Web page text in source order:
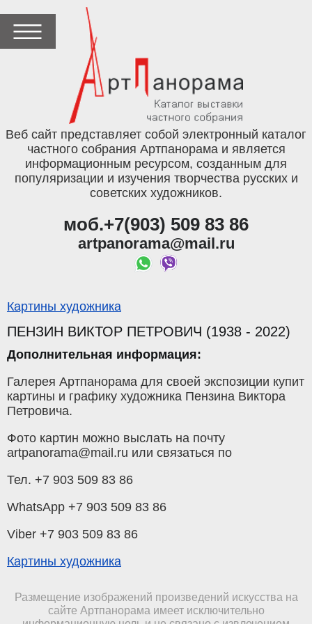
Веб сайт представляет собой электронный каталог
частного собрания Артпанорама и является
информационным ресурсом, созданным для
популяризации и изучения творчества русских и
советских художников.
моб.+7(903) 509 83 86
artpanorama@mail.ru
Картины художника
ПЕНЗИН ВИКТОР ПЕТРОВИЧ (1938 - 2022)
Дополнительная информация:
Галерея Артпанорама для своей экспозиции купит
картины и графику художника Пензина Виктора
Петровича.
Фото картин можно выслать на почту
artpanorama@mail.ru или связаться по
Тел. +7 903 509 83 86
WhatsApp +7 903 509 83 86
Viber +7 903 509 83 86
Картины художника
Размещение изображений произведений искусства на
сайте Артпанорама имеет исключительно